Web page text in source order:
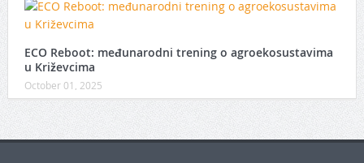
ECO Reboot: međunarodni trening o agroekosustavima
u Križevcima
October 01, 2025